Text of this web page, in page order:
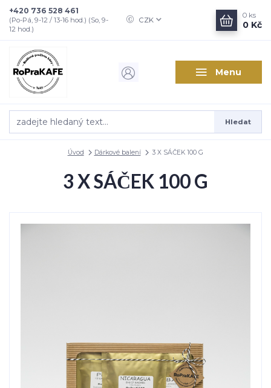
Menu
CZK
Hledat
+420 736 528 461
(Po-Pá, 9-12 / 13-16 hod.) (So, 9-
12 hod.)
0 ks
0 Kč
Úvod Dárkové balení 3 X SÁČEK 100 G
3 X SÁČEK 100 G